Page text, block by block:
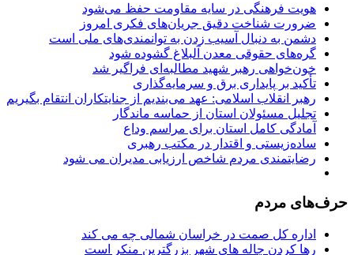
هویت فرهنگی در سایه مقاومت حفظ می‌شود
ضرورت شناخت دقیق جریان‌های فکری امروز
دشمن به دنبال آسیب زدن به توانمندی‌های ملی است
گره‌های حقوقی معدن آلبلاغ گشوده شود
خون‌خواهی رهبر شهید مطالبه‌ای فراگیر شد
تأکید بر پایداری برق و سرمایه‌گذاری
رهبر انقلاب اسلامی: عهد می‌بندیم از جنایتکاران انتقام بگیریم
تجلیل مسئولان استان از حماسه ماندگار
آمادگی کامل استان برای مراسم وداع
ساده‌زیستی و اقتدار در مکتب رهبری
رضایتمندی مردم شاخص ارزیابی مدیران می شود
حرف‌های مردم
اداره کل صمت در خراسان شمالی چه می کند
رها کردن چاله های شهر بزرگترین منکر است